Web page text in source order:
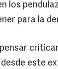
los
para la
desde este